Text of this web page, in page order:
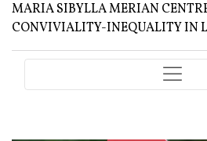
MARIA SIBYLLA MERIAN
CONVIVIALITY-INEQUALITY IN